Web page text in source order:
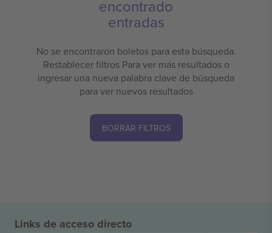
encontrado
entradas
No se encontraron boletos para esta búsqueda.
Restablecer filtros Para ver más resultados o
ingresar una nueva palabra clave de búsqueda
para ver nuevos resultados
BORRAR FILTROS
Links de acceso directo